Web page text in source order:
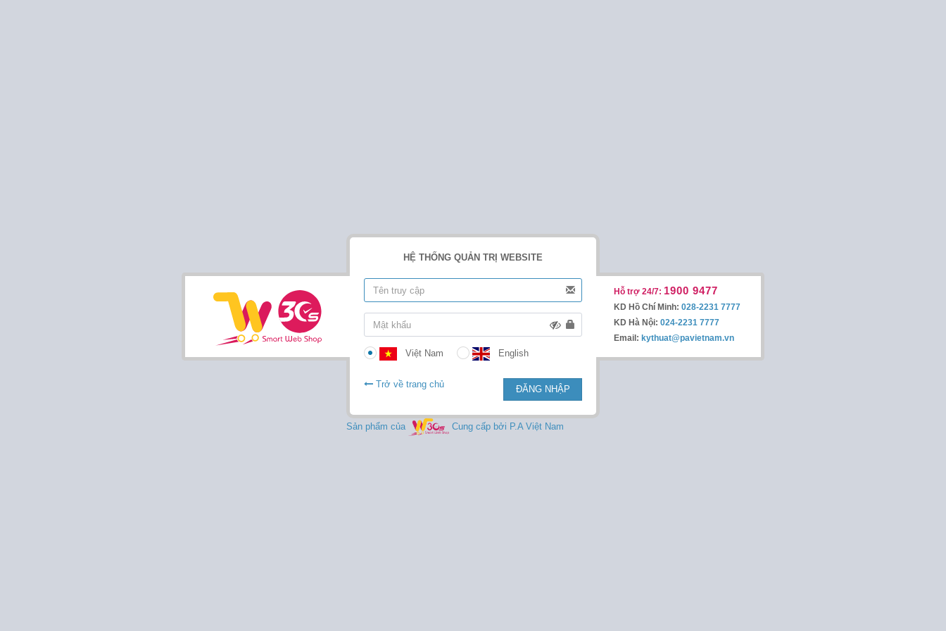
Hỗ trợ 24/7: 1900 9477
KD Hồ Chí Minh: 028-2231 7777
KD Hà Nội: 024-2231 7777
Email: kythuat@pavietnam.vn
HỆ THỐNG QUẢN TRỊ WEBSITE
Việt Nam English
Trở về trang chủ ĐĂNG NHẬP
Sản phẩm của Cung cấp bởi P.A Việt Nam